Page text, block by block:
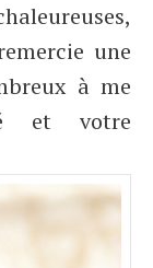
une
à me
et votre